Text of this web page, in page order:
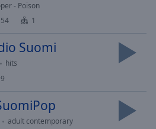
- Poison
1
Suomi
hits
adult contemporary